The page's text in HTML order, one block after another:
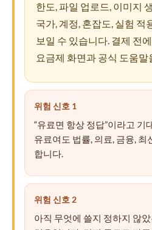
한도, 파일 업로드, 이미지
국가, 계정, 혼잡도, 실험 적
보일 수 있습니다. 결제 전
요금제 화면과 공식 도움
위험 신호 1
“유료면 항상 정답”이라고 기
유료여도 법률, 의료, 금융,
합니다.
위험 신호 2
아직 무엇에 쓸지 정하지 않